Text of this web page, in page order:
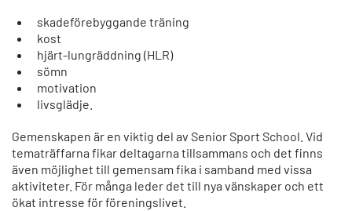
skadeförebyggande träning
kost
hjärt-lungräddning (HLR)
sömn
motivation
livsglädje.
Gemenskapen är en viktig del av Senior Sport School. Vid
tematräffarna fikar deltagarna tillsammans och det finns
även möjlighet till gemensam fika i samband med vissa
aktiviteter. För många leder det till nya vänskaper och ett
ökat intresse för föreningslivet.